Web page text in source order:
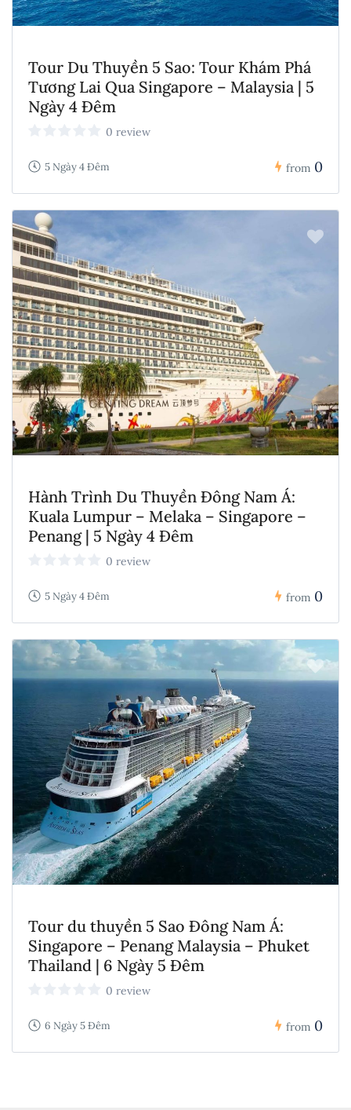
Tour Du Thuyền 5 Sao: Tour Khám Phá
Tương Lai Qua Singapore – Malaysia | 5
Ngày 4 Đêm
0 review
5 Ngày 4 Đêm from 0
Hành Trình Du Thuyền Đông Nam Á:
Kuala Lumpur – Melaka – Singapore –
Penang | 5 Ngày 4 Đêm
0 review
5 Ngày 4 Đêm from 0
Tour du thuyền 5 Sao Đông Nam Á:
Singapore – Penang Malaysia – Phuket
Thailand | 6 Ngày 5 Đêm
0 review
6 Ngày 5 Đêm from 0